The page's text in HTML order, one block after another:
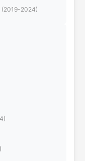
(2019-2024)